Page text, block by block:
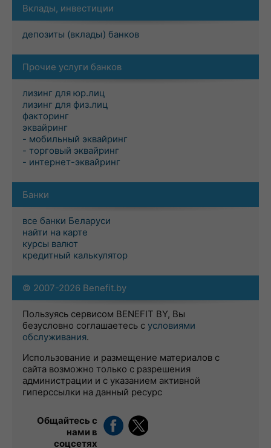
Вклады, инвестиции
депозиты (вклады) банков
Прочие услуги банков
лизинг для юр.лиц
лизинг для физ.лиц
факторинг
эквайринг
- мобильный эквайринг
- торговый эквайринг
- интернет-эквайринг
Банки
все банки Беларуси
найти на карте
курсы валют
кредитный калькулятор
© 2007-2026 Benefit.by
Пользуясь сервисом BENEFIT BY, Вы
безусловно соглашаетесь с условиями
обслуживания.
Использование и размещение материалов с
сайта возможно только с разрешения
администрации и с указанием активной
гиперссылки на данный ресурс
Общайтесь с
нами в
соцсетях